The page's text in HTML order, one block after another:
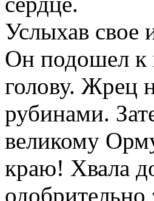
Услыхав свое
Он подошел к
голову. Жрец
рубинами.
великому
краю! Хвала